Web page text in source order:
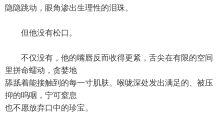
隐隐跳动，眼角渗出生理性的泪珠。
但他没有松口。
不仅没有，他的嘴唇反而收得更紧，舌尖在有限的空间
里拼命蠕动，贪婪地
舔舐着能接触到的每一寸肌肤。喉咙深处发出满足的、被压
抑的呜咽，宁可窒息
也不愿放弃口中的珍宝。